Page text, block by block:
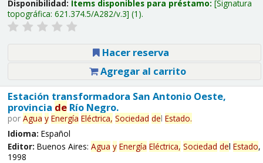
Disponibilidad: Ítems disponibles para préstamo: Signatura
topográfica: 621.374.5/A282/v.3 (1).
Hacer reserva
Agregar al carrito
Estación transformadora San Antonio Oeste,
provincia deRío Negro.
por Agua y Energía Eléctrica, Sociedad del Estado.
Idioma: Español
Editor: Buenos Aires: Agua y Energía Eléctrica, Sociedad del Estado,
1998